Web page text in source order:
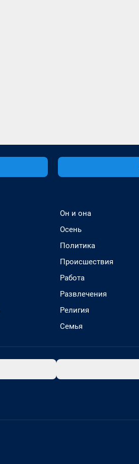
Он и она
Осень
Политика
Происшествия
Работа
Развлечения
Религия
Семья